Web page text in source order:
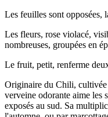
Les feuilles sont opposées,
Les fleurs, rose violacé,
nombreuses, groupées en
Le fruit, petit, renferme
Originaire du Chili,
verveine odorante aime les
exposés au sud. Sa